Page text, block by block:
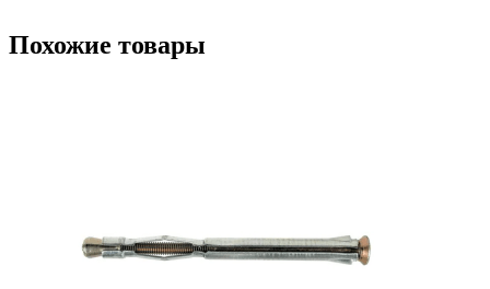
Похожие товары